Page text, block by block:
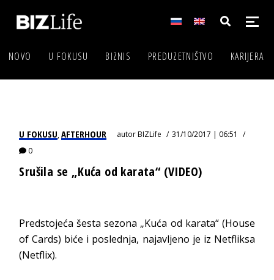
NOVO U FOKUSU BIZNIS PREDUZETNIŠTVO KARIJERA
U FOKUSU,AFTERHOUR autorBIZLife
31/10/2017 | 06:51
0
Srušila se „Kuća od karata“ (VIDEO)
Predstojeća šesta sezona „Kuća od karata“ (House
of Cards) biće i poslednja, najavljeno je iz Netfliksa
(Netflix).